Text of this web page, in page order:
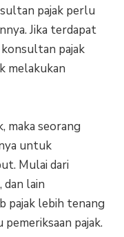
pajak perlu
Jika terdapat
konsultan pajak
melakukan
maka seorang
untuk
Mulai dari
dan lain
pajak lebih tenang
pajak.